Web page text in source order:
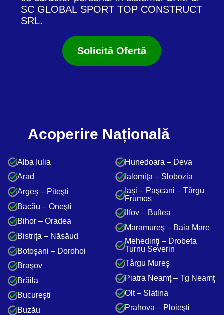
SC GLOBAL SPORT TOP CONSTRUCT
SRL.
Acoperire Națională
Alba Iulia
Arad
Argeş – Piteşti
Bacău – Oneşti
Bihor – Oradea
Bistriţa – Năsăud
Botoşani – Dorohoi
Braşov
Brăila
Bucureşti
Buzău
Hunedoara – Deva
Ialomiţa – Slobozia
Iaşi – Paşcani – Târgu
Frumos
Ilfov – Buftea
Maramureş – Baia Mare
Mehedinţi – Drobeta
Turnu Severin
Târgu Mureş
Piatra Neamţ – Tg Neamţ
Olt – Slatina
Prahova – Ploieşti